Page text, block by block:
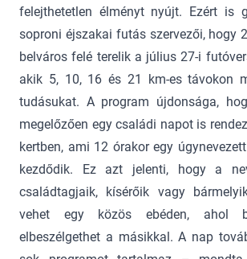
felejthetetlen élményt nyújt. Ezért is
soproni éjszakai futás szervezői, hogy
belváros felé terelik a július 27-i
akik 5, 10, 16 és 21 km-es távokon
tudásukat. A program újdonsága,
megelőzően egy családi napot is
kertben, ami 12 órakor egy
kezdődik. Ez azt jelenti, hogy a
családtagjaik, kísérőik vagy
vehet egy közös ebéden, ahol
elbeszélgethet a másikkal. A nap